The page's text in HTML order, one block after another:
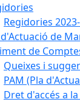
Regidories
de
de
Queixes i
PAM (Pla
Dret d'accés a